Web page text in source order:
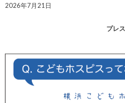
2026年7月21日
プレ